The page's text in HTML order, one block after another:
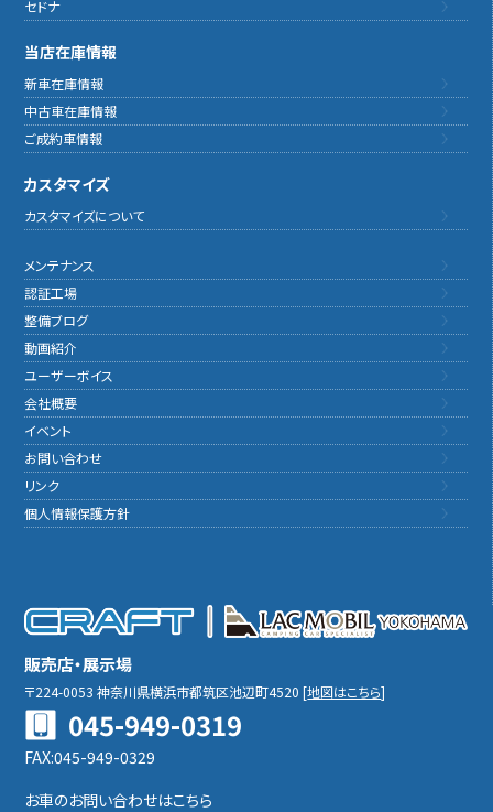
セドナ
当店在庫情報
新車在庫情報
中古車在庫情報
ご成約車情報
カスタマイズ
カスタマイズについて
メンテナンス
認証工場
整備ブログ
動画紹介
ユーザーボイス
会社概要
イベント
お問い合わせ
リンク
個人情報保護方針
販売店・展示場
〒224-0053神奈川県横浜市都筑区池辺町4520[地図はこちら]
045-949-0319
FAX:045-949-0329
お車のお問い合わせはこちら